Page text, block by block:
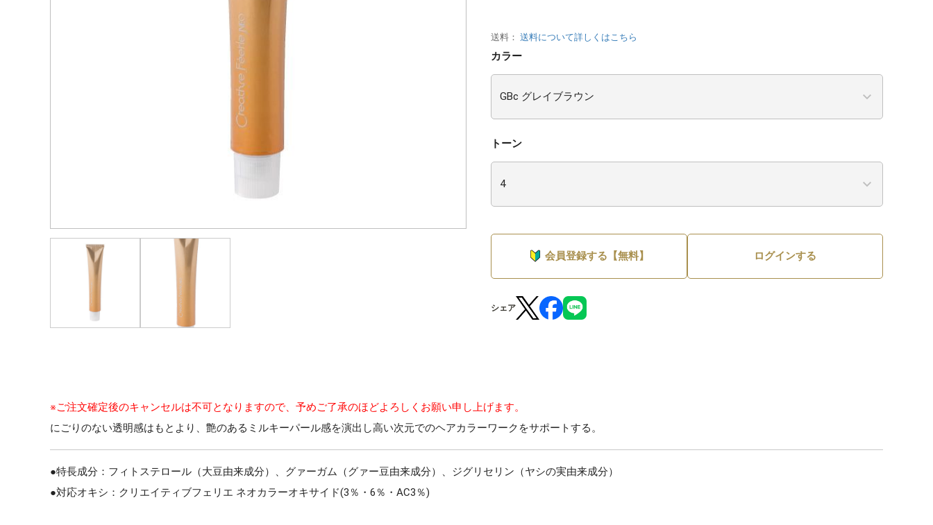
送料： 送料について詳しくはこちら
カラー
トーン
会員登録する【無料】 ログインする
シェア
※ご注文確定後のキャンセルは不可となりますので、予めご了承のほどよろしくお願い申し上げます。
にごりのない透明感はもとより、艶のあるミルキーパール感を演出し高い次元でのヘアカラーワークをサポートする。
●特長成分：フィトステロール（大豆由来成分）、グァーガム（グァー豆由来成分）、ジグリセリン（ヤシの実由来成分）
●対応オキシ：クリエイティブフェリエ ネオカラーオキサイド(3％・6％・AC3％)